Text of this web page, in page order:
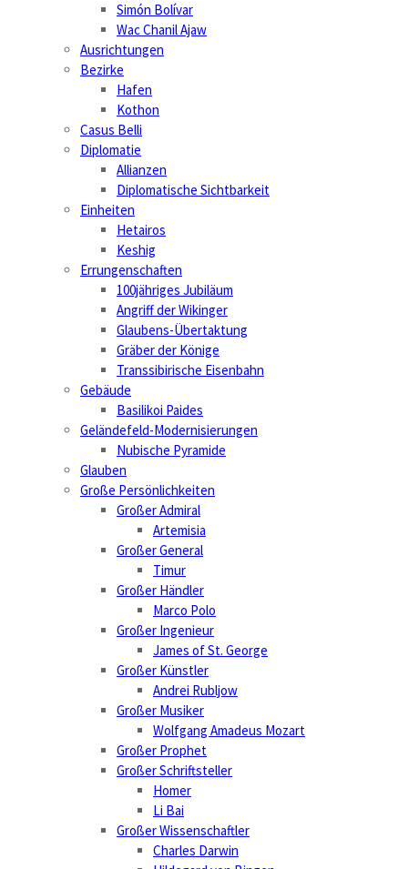
Simón Bolívar
Wac Chanil Ajaw
Ausrichtungen
Bezirke
Hafen
Kothon
Casus Belli
Diplomatie
Allianzen
Diplomatische Sichtbarkeit
Einheiten
Hetairos
Keshig
Errungenschaften
100jähriges Jubiläum
Angriff der Wikinger
Glaubens-Übertaktung
Gräber der Könige
Transsibirische Eisenbahn
Gebäude
Basilikoi Paides
Geländefeld-Modernisierungen
Nubische Pyramide
Glauben
Große Persönlichkeiten
Großer Admiral
Artemisia
Großer General
Timur
Großer Händler
Marco Polo
Großer Ingenieur
James of St. George
Großer Künstler
Andrei Rubljow
Großer Musiker
Wolfgang Amadeus Mozart
Großer Prophet
Großer Schriftsteller
Homer
Li Bai
Großer Wissenschaftler
Charles Darwin